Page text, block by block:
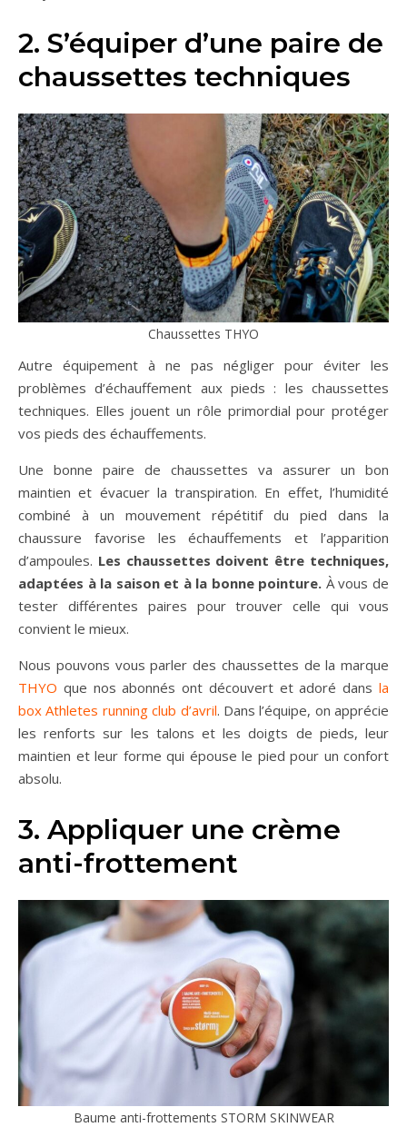
2. S’équiper d’une paire de
chaussettes techniques
Chaussettes THYO
Autre équipement à ne pas négliger pour éviter les
problèmes d’échauffement aux pieds : les chaussettes
techniques. Elles jouent un rôle primordial pour protéger
vos pieds des échauffements.
Une bonne paire de chaussettes va assurer un bon
maintien et évacuer la transpiration. En effet, l’humidité
combiné à un mouvement répétitif du pied dans la
chaussure favorise les échauffements et l’apparition
d’ampoules. Les chaussettes doivent être techniques,
adaptées à la saison et à la bonne pointure. À vous de
tester différentes paires pour trouver celle qui vous
convient le mieux.
Nous pouvons vous parler des chaussettes de la marque
THYO que nos abonnés ont découvert et adoré dans la
box Athletes running club d’avril. Dans l’équipe, on apprécie
les renforts sur les talons et les doigts de pieds, leur
maintien et leur forme qui épouse le pied pour un confort
absolu.
3. Appliquer une crème
anti-frottement
Baume anti-frottements STORM SKINWEAR